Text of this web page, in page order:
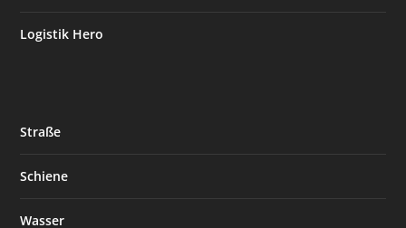
Logistik Hero
Straße
Schiene
Wasser